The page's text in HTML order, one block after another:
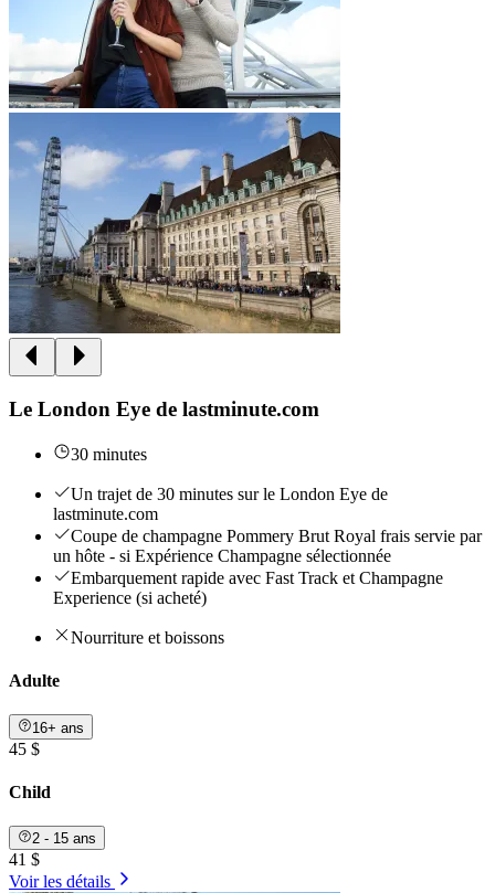
Le London Eye de lastminute.com
30 minutes
Un trajet de 30 minutes sur le London Eye de
lastminute.com
Coupe de champagne Pommery Brut Royal frais servie par
un hôte - si Expérience Champagne sélectionnée
Embarquement rapide avec Fast Track et Champagne
Experience (si acheté)
Nourriture et boissons
Adulte
16+ ans
45 $
Child
2 - 15 ans
41 $
Voir les détails